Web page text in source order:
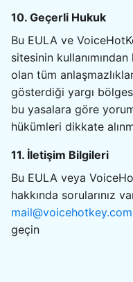
10. Geçerli Hukuk
Bu EULA ve
sitesinin
olan tüm
gösterdiği yargı
bu yasalara göre
hükümleri dikkate
11. İletişim Bilgileri
Bu EULA veya
hakkında sorularınız
mail@voicehotkey.com
geçin